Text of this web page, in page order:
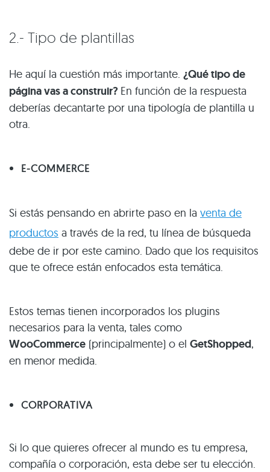
2.- Tipo de plantillas
He aquí la cuestión más importante. ¿Qué tipo de
página vas a construir? En función de la respuesta
deberías decantarte por una tipología de plantilla u
otra.
E-COMMERCE
Si estás pensando en abrirte paso en la venta de
productos a través de la red, tu línea de búsqueda
debe de ir por este camino. Dado que los requisitos
que te ofrece están enfocados esta temática.
Estos temas tienen incorporados los plugins
necesarios para la venta, tales como
WooCommerce (principalmente) o el GetShopped,
en menor medida.
CORPORATIVA
Si lo que quieres ofrecer al mundo es tu empresa,
compañía o corporación, esta debe ser tu elección.